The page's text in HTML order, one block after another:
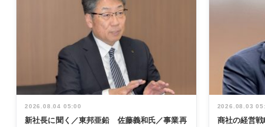
2026.08.04 05:00
新社長に聞く／東邦亜鉛 佐藤義和氏／事業再
2026.08.03
商社の経営